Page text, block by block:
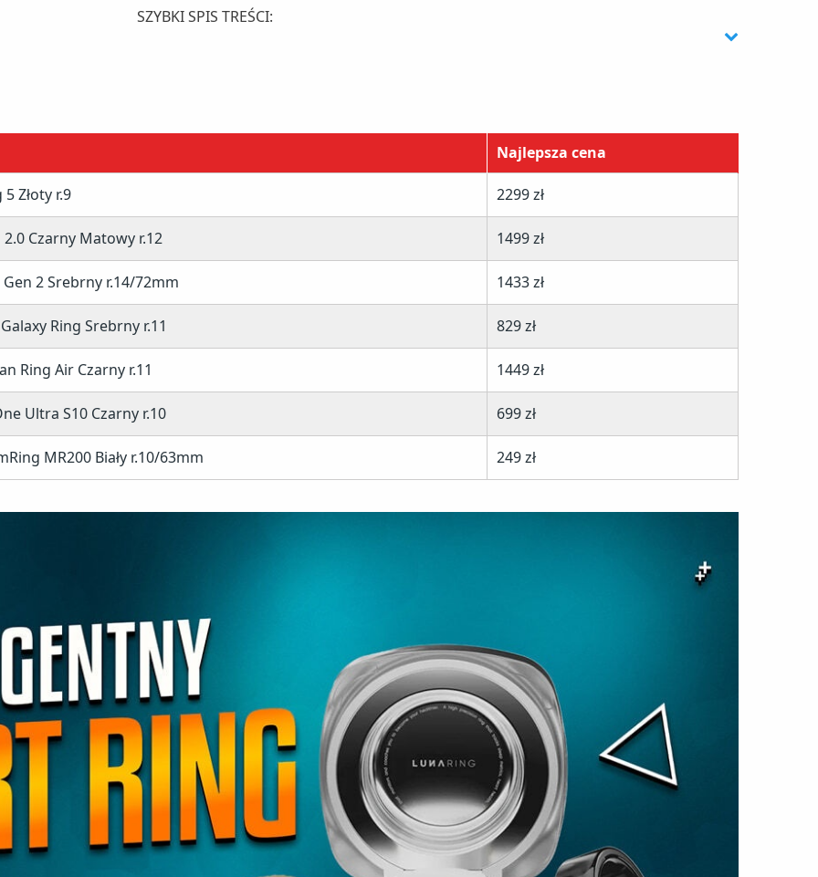
SZYBKI SPIS TREŚCI:
Najlepsza cena
Złoty r.9 2299 zł
Czarny Matowy r.12 1499 zł
2 Srebrny r.14/72mm 1433 zł
Ring Srebrny r.11 829 zł
Ring Air Czarny r.11 1449 zł
Ultra S10 Czarny r.10 699 zł
MR200 Biały r.10/63mm 249 zł